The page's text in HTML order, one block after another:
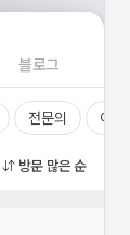
블로그
전문의 여의사
방문 많은 순